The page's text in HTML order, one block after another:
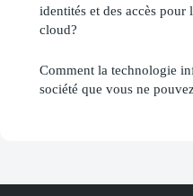
identités et des accès
cloud?
Comment la technologie
société que vous ne